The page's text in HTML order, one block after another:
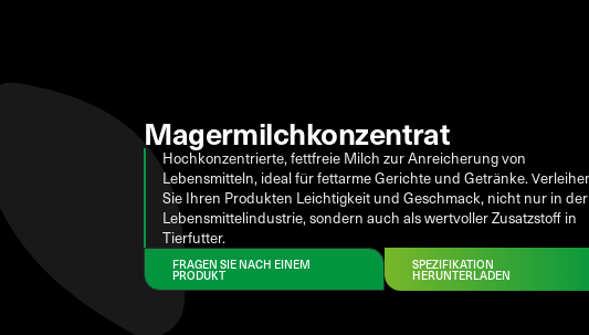
Magermilchkonzentrat
Hochkonzentrierte, fettfreie Milch zur Anreicherung von
Lebensmitteln, ideal für fettarme Gerichte und Getränke.
Sie Ihren Produkten Leichtigkeit und Geschmack, nicht nur in der
Lebensmittelindustrie, sondern auch als wertvoller Zusatzstoff in
Tierfutter.
FRAGEN SIE NACH EINEM
PRODUKT
SPEZIFIKATION
HERUNTERLADEN